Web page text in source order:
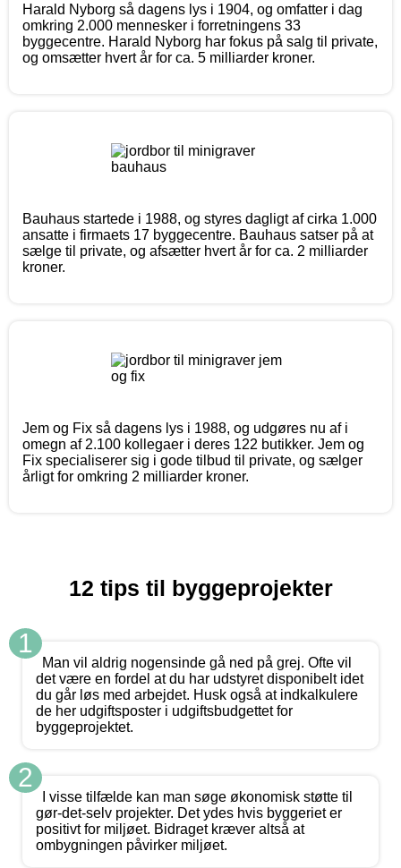
Harald Nyborg så dagens lys i 1904, og omfatter i dag
omkring 2.000 mennesker i forretningens 33
byggecentre. Harald Nyborg har fokus på salg til private,
og omsætter hvert år for ca. 5 milliarder kroner.
Bauhaus startede i 1988, og styres dagligt af cirka 1.000
ansatte i firmaets 17 byggecentre. Bauhaus satser på at
sælge til private, og afsætter hvert år for ca. 2 milliarder
kroner.
Jem og Fix så dagens lys i 1988, og udgøres nu af i
omegn af 2.100 kollegaer i deres 122 butikker. Jem og
Fix specialiserer sig i gode tilbud til private, og sælger
årligt for omkring 2 milliarder kroner.
12 tips til byggeprojekter
1
Man vil aldrig nogensinde gå ned på grej. Ofte vil
det være en fordel at du har udstyret disponibelt idet
du går løs med arbejdet. Husk også at indkalkulere
de her udgiftsposter i udgiftsbudgettet for
byggeprojektet.
2
I visse tilfælde kan man søge økonomisk støtte til
gør-det-selv projekter. Det ydes hvis byggeriet er
positivt for miljøet. Bidraget kræver altså at
ombygningen påvirker miljøet.